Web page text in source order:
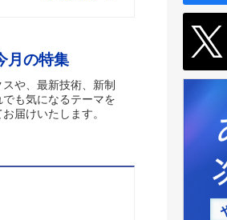
月の特集
や、最新技術、新制
も気になるテーマを
届けいたします。